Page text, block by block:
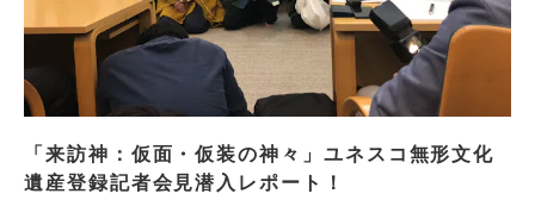
「来訪神：仮面・仮装の神々」ユネスコ無形文化
遺産登録記者会見潜入レポート！